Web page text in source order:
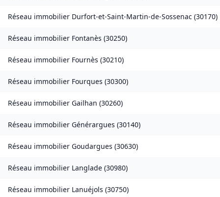
Réseau immobilier Durfort-et-Saint-Martin-de-Sossenac (30170)
Réseau immobilier Fontanès (30250)
Réseau immobilier Fournès (30210)
Réseau immobilier Fourques (30300)
Réseau immobilier Gailhan (30260)
Réseau immobilier Générargues (30140)
Réseau immobilier Goudargues (30630)
Réseau immobilier Langlade (30980)
Réseau immobilier Lanuéjols (30750)